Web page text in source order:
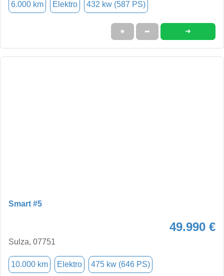
6.000 km Elektro 432 kw (587 PS)
★ ➦ ➜
Smart #5
49.990 €
Sulza, 07751
10.000 km Elektro 475 kw (646 PS)